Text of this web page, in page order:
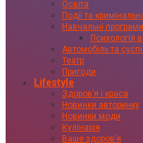
Освіта
Події та
Навчальні програми
Психологія
Автомобіль та
Театр
Пригоди
Lifestyle
Здоровʼя і краса
Новинки авторинку
Новинки моди
Кулінарія
Ваше здоровʼя